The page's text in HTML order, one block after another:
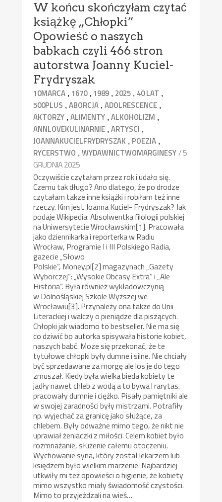
W końcu skończyłam czytać
książkę „Chłopki”
Opowieść o naszych
babkach czyli 466 stron
autorstwa Joanny Kuciel-
Frydryszak
10MARCA , 1670, 1989 , 2025 , 40 LAT ,
500PLUS ,ABORCJA ,ADOLRESCENCE ,
AKTORZY ,ALIMENTY ,ALKOHOLIZM ,
ANNLOVEKULINARNIE ,ARTYSCI ,
JOANNAKUCIELFRYDRYSZAK , POEZJA ,
RYCERSTWO ,WYDAWNICTWOMARGINESY/ 5
GRUDNIA 2025
Oczywiście czytałam przez rok i udało się.
Czemu tak długo? Ano dlatego, że po drodze
czytałam takze inne książki i robiłam też inne
rzeczy. Kim jest Joanna Kuciel- Frydryszak? Jak
podaje Wikipedia: Absolwentka filologii polskiej
na Uniwersytecie Wrocławskim[1]. Pracowała
jako dziennikarka i reporterka w Radiu
Wrocław, Programie I i III Polskiego Radia,
gazecie „Słowo
Polskie”, Money.pl[2] magazynach „Gazety
Wyborczej”: „Wysokie Obcasy Extra” i „Ale
Historia”. Była również wykładowczynią
w Dolnośląskiej Szkole Wyższej we
Wrocławiu[3]. Przynależy ona także do Unii
Literackiej i walczy o pieniądze dla piszących.
Chłopki jak wiadomo to bestseller. Nie ma się
co dziwić bo autorka spisywała historie kobiet,
naszych babć. Moze się przekonać, że te
tytułowe chłopki były dumne i silne. Nie chciały
być sprzedawane za morgę ale los je do tego
zmuszał. Kiedy była wielka bieda kobiety te
jadły nawet chleb z wodą a to bywa l rarytas.
pracowały dumnie i ciężko. Pisały pamiętniki ale
w swojej zaradności były mistrzami. Potrafiły
np. wyjechać za granicę jako służące, za
chlebem. Były odważne mimo tego, że nikt nie
uprawiał żeniaczki z miłości. Celem kobiet było
rozmnażanie, służenie całemu otoczeniu.
Wychowanie syna, który został lekarzem lub
księdzem było wielkim marzenie. Najbardziej
utkwiły mi też opowieści o higienie, że kobiety
mimo wszystko miały świadomość czystości.
Mimo to przyjeżdzali na wieś…